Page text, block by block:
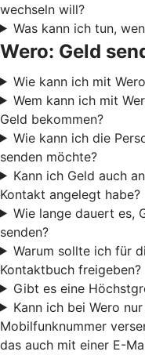
wechseln will?
Was kann ich tun,
Wero: Geld
Wie kann ich mit
Wem kann ich mit
Geld bekommen?
Wie kann ich die
senden möchte?
Kann ich Geld auch
Kontakt angelegt habe?
Wie lange dauert es,
senden?
Warum sollte ich für
Kontaktbuch freigeben?
Gibt es eine
Kann ich bei Wero
Mobilfunknummer
das auch mit einer E-